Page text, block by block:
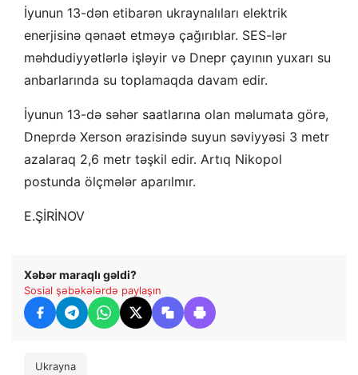
İyunun 13-dən etibarən ukraynalıları elektrik
enerjisinə qənaət etməyə çağırıblar. SES-lər
məhdudiyyətlərlə işləyir və Dnepr çayının yuxarı su
anbarlarında su toplamaqda davam edir.
İyunun 13-də səhər saatlarına olan məlumata görə,
Dneprdə Xerson ərazisində suyun səviyyəsi 3 metr
azalaraq 2,6 metr təşkil edir. Artıq Nikopol
postunda ölçmələr aparılmır.
E.ŞİRİNOV
Xəbər maraqlı gəldi?
Sosial şəbəkələrdə paylaşın
Ukrayna